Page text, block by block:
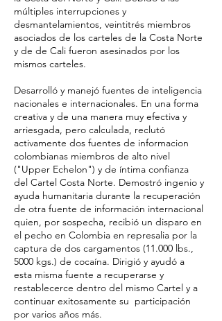
múltiples interrupciones y
desmantelamientos, veintitrés miembros
asociados de los carteles de la Costa Norte
y de de Cali fueron asesinados por los
mismos carteles.
Desarrolló y manejó fuentes de inteligencia
nacionales e internacionales. En una forma
creativa y de una manera muy efectiva y
arriesgada, pero calculada, reclutó
activamente dos fuentes de informacion
colombianas miembros de alto nivel
("Upper Echelon") y de íntima confianza
del Cartel Costa Norte. Demostró ingenio y
ayuda humanitaria durante la recuperación
de otra fuente de información internacional
quien, por sospecha, recibió un disparo en
el pecho en Colombia en represalia por la
captura de dos cargamentos (11.000 lbs.,
5000 kgs.) de cocaína. Dirigió y ayudó a
esta misma fuente a recuperarse y
restablecerce dentro del mismo Cartel y a
continuar exitosamente su participación
por varios años más.